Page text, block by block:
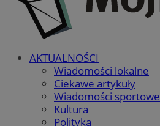
AKTUALNOŚCI
Wiadomości lokalne
Ciekawe artykuły
Wiadomości sportowe
Kultura
Polityka